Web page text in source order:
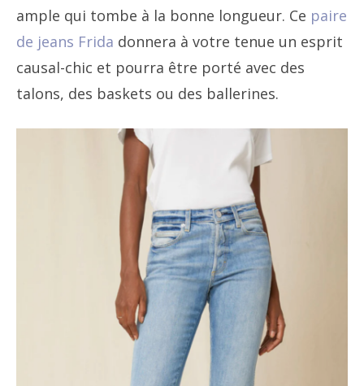
ample qui tombe à la bonne longueur. Ce paire
de jeans Frida donnera à votre tenue un esprit
causal-chic et pourra être porté avec des
talons, des baskets ou des ballerines.